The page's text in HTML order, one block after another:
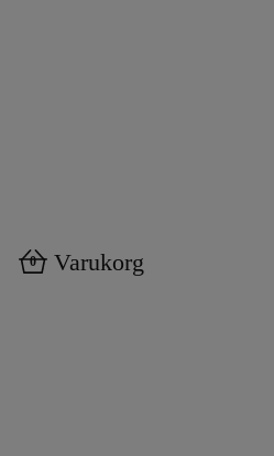
0 Varukorg